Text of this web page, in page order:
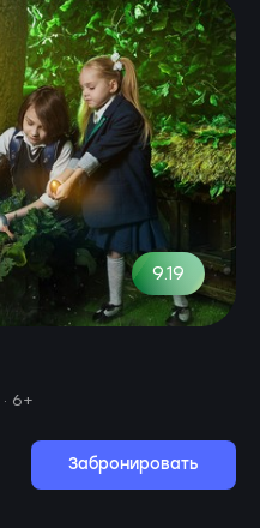
9.19
· 6+
Забронировать